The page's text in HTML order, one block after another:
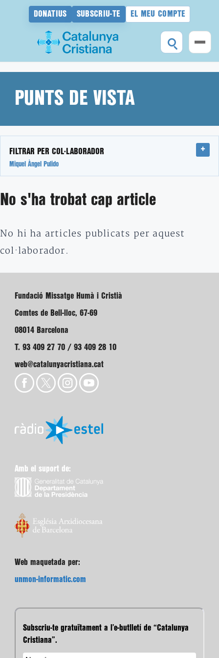
DONATIUS SUBSCRIU-TE EL MEU COMPTE
contingutPUNTS DE VISTA
FILTRAR PER COL·LABORADOR
Miquel Àngel Pulido
No s'ha trobat cap article
No hi ha articles publicats per aquest
col·laborador.
Fundació Missatge Humà i Cristià
Comtes de Bell-lloc, 67-69
08014 Barcelona
T. 93 409 27 70 / 93 409 28 10
web@catalunyacristiana.cat
Amb el suport de:
Web maquetada per:
unmon-informatic.com
Subscriu-te gratuïtament a l’e-butlletí de “Catalunya
Cristiana”.